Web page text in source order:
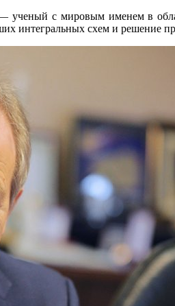
ученый с мировым именем в
интегральных схем и решение